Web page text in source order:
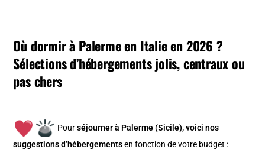
Où dormir à Palerme en Italie en 2026 ?
Sélections d’hébergements jolis, centraux ou
pas chers
Pourséjourner à Palerme (Sicile), voici nos
suggestions d’hébergements en fonction de votre budget :